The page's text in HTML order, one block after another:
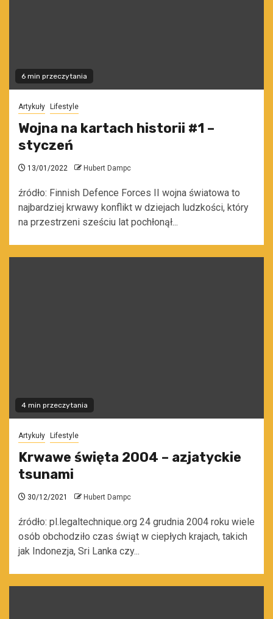
6 min przeczytania
Artykuły Lifestyle
Wojna na kartach historii #1 –
styczeń
13/01/2022 Hubert Dampc
źródło: Finnish Defence Forces II wojna światowa to
najbardziej krwawy konflikt w dziejach ludzkości, który
na przestrzeni sześciu lat pochłonął...
4 min przeczytania
Artykuły Lifestyle
Krwawe święta 2004 – azjatyckie
tsunami
30/12/2021 Hubert Dampc
źródło: pl.legaltechnique.org 24 grudnia 2004 roku wiele
osób obchodziło czas świąt w ciepłych krajach, takich
jak Indonezja, Sri Lanka czy...